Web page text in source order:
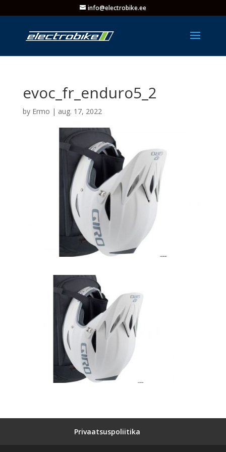
info@electrobike.ee
evoc_fr_enduro5_2
by Ermo | aug. 17, 2022
Privaatsuspoliitika